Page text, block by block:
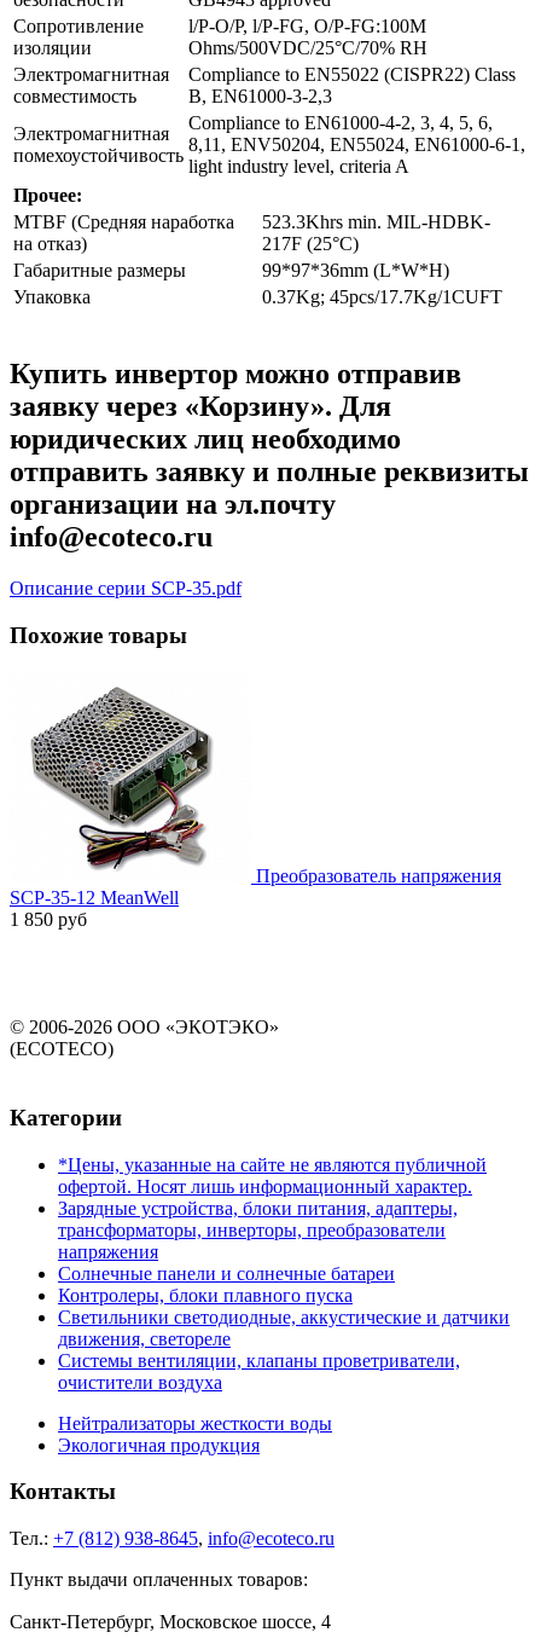
Сопротивление
изоляции
l/P-O/P, l/P-FG, O/P-FG:100M
Ohms/500VDC/25°C/70% RH
Электромагнитная
совместимость
Compliance to EN55022 (CISPR22) Class
B, EN61000-3-2,3
Электромагнитная
помехоустойчивость
Compliance to EN61000-4-2, 3, 4, 5, 6,
8,11, ENV50204, EN55024, EN61000-6-1,
light industry level, criteria A
Прочее:
MTBF (Средняя наработка
на отказ)
523.3Khrs min. MIL-HDBK-
217F (25°C)
Габаритные размеры
99*97*36mm (L*W*H)
Упаковка
0.37Kg; 45pcs/17.7Kg/1CUFT
Купить инвертор можно отправив
заявку через «Корзину». Для
юридических лиц необходимо
отправить заявку и полные реквизиты
организации на эл.почту
info@ecoteco.ru
Описание серии SCP-35.pdf
Похожие товары
Преобразователь напряжения
SCP-35-12 MeanWell
1 850 руб
© 2006-2026 ООО «ЭКОТЭКО»
(ECOTECO)
Категории
*Цены, указанные на сайте не являются публичной
офертой. Носят лишь информационный характер.
Зарядные устройства, блоки питания, адаптеры,
трансформаторы, инверторы, преобразователи
напряжения
Солнечные панели и солнечные батареи
Контролеры, блоки плавного пуска
Светильники светодиодные, аккустические и датчики
движения, светореле
Системы вентиляции, клапаны проветриватели,
очистители воздуха
Нейтрализаторы жесткости воды
Экологичная продукция
Контакты
Тел.: +7 (812) 938-8645, info@ecoteco.ru
Пункт выдачи оплаченных товаров:
Санкт-Петербург, Московское шоссе, 4